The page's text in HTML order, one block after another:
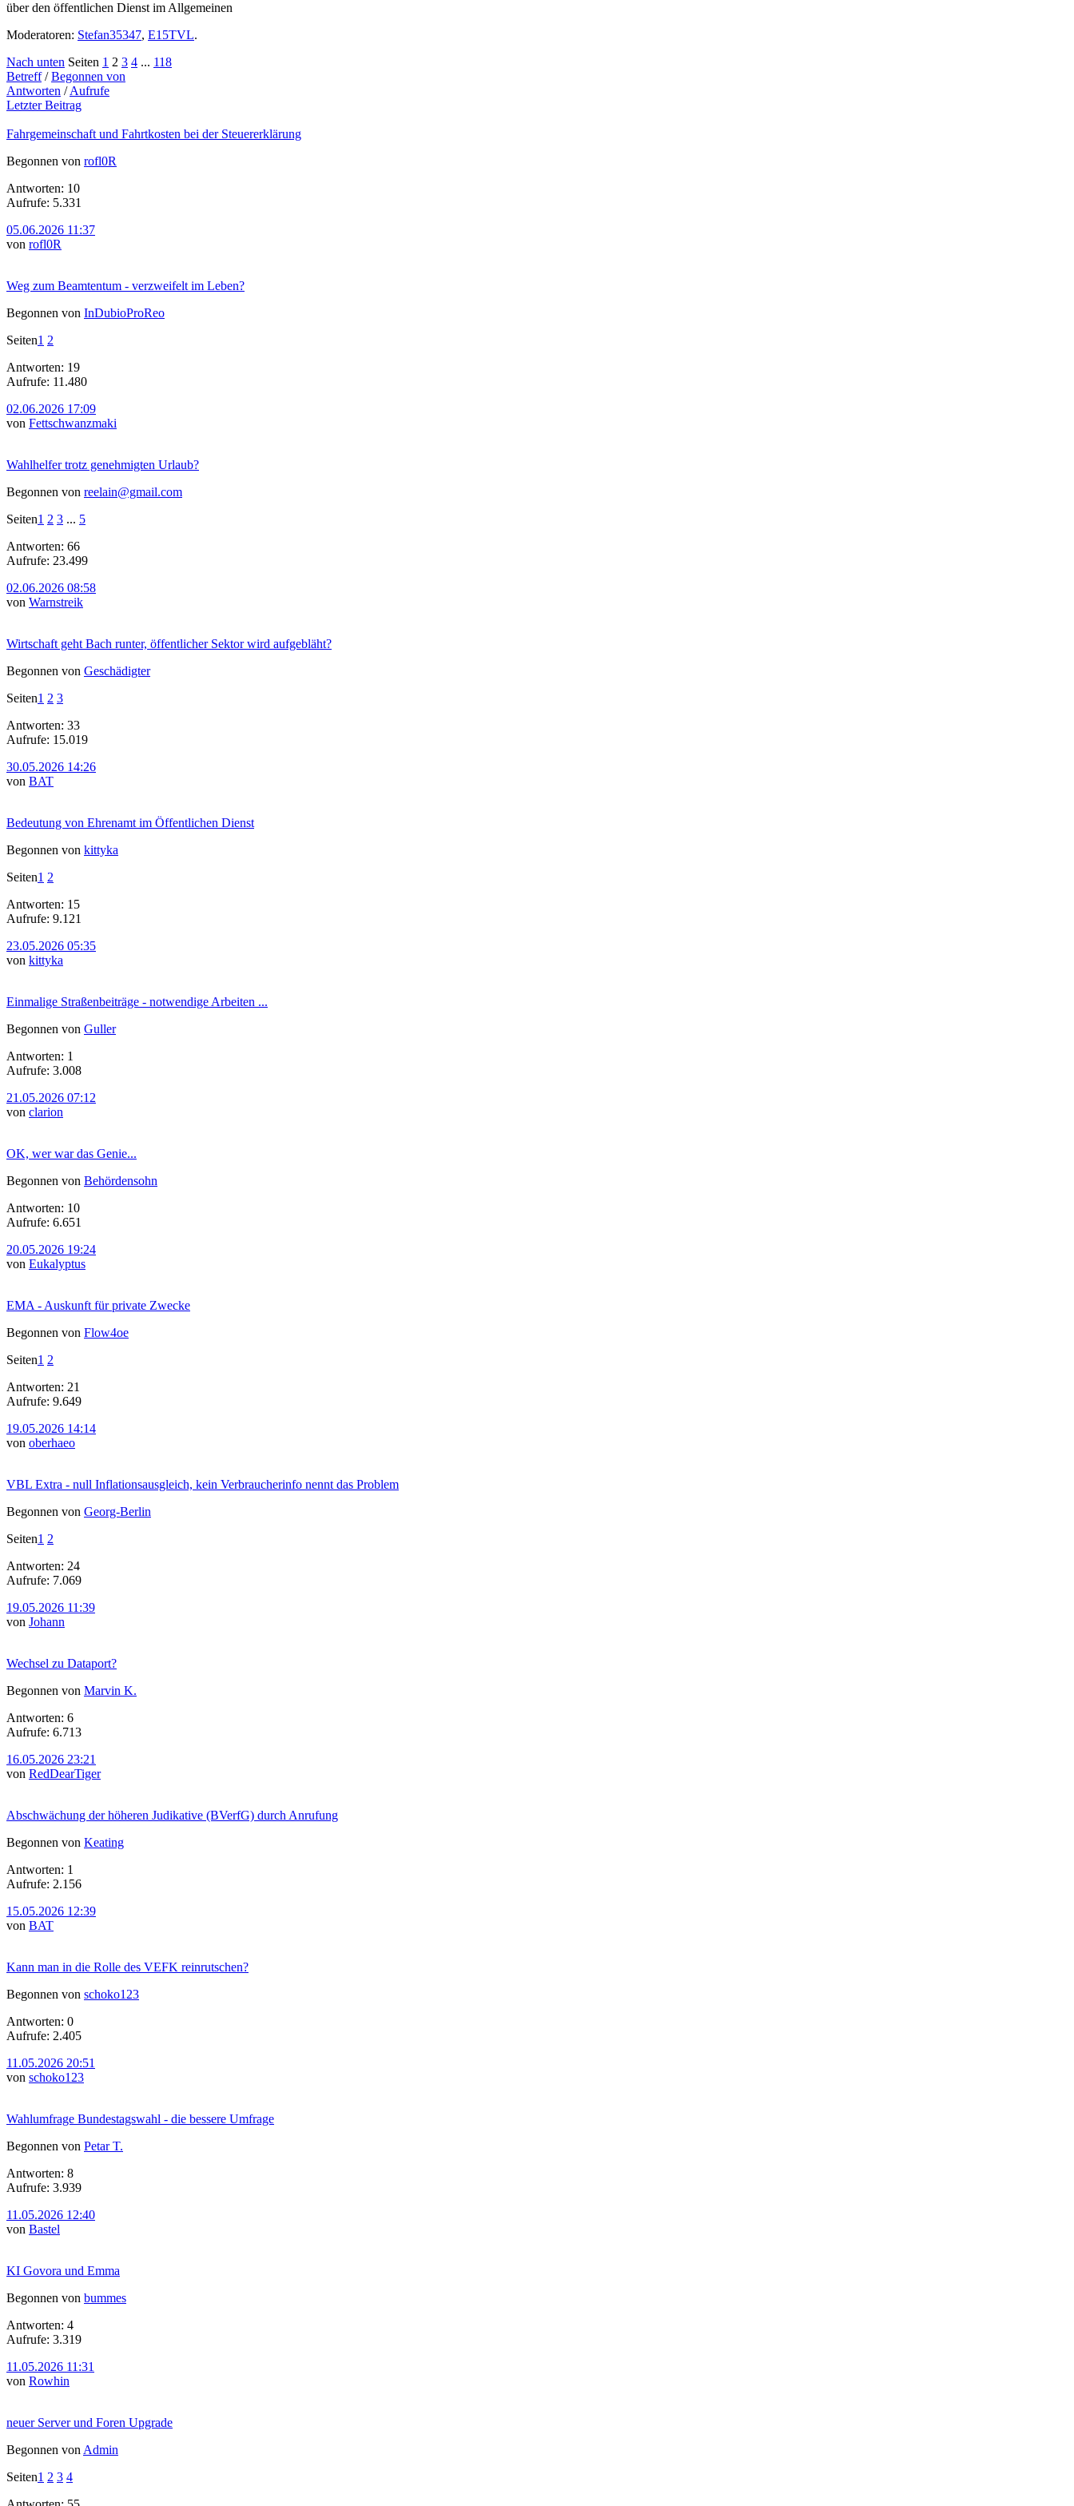
über den öffentlichen Dienst im Allgemeinen
Moderatoren: Stefan35347, E15TVL.
Nach unten Seiten 1 2 3 4 ... 118
Betreff/Begonnen von
Antworten /Aufrufe
Letzter Beitrag
Fahrgemeinschaft und Fahrtkosten bei der Steuererklärung
Begonnen von rofl0R
Antworten: 10
Aufrufe: 5.331
05.06.2026 11:37
von rofl0R
Weg zum Beamtentum - verzweifelt im Leben?
Begonnen von InDubioProReo
Seiten1 2
Antworten: 19
Aufrufe: 11.480
02.06.2026 17:09
von Fettschwanzmaki
Wahlhelfer trotz genehmigten Urlaub?
Begonnen von reelain@gmail.com
Seiten1 2 3 ... 5
Antworten: 66
Aufrufe: 23.499
02.06.2026 08:58
von Warnstreik
Wirtschaft geht Bach runter, öffentlicher Sektor wird aufgebläht?
Begonnen von Geschädigter
Seiten1 2 3
Antworten: 33
Aufrufe: 15.019
30.05.2026 14:26
von BAT
Bedeutung von Ehrenamt im Öffentlichen Dienst
Begonnen von kittyka
Seiten1 2
Antworten: 15
Aufrufe: 9.121
23.05.2026 05:35
von kittyka
Einmalige Straßenbeiträge - notwendige Arbeiten ...
Begonnen von Guller
Antworten: 1
Aufrufe: 3.008
21.05.2026 07:12
von clarion
OK, wer war das Genie...
Begonnen von Behördensohn
Antworten: 10
Aufrufe: 6.651
20.05.2026 19:24
von Eukalyptus
EMA - Auskunft für private Zwecke
Begonnen von Flow4oe
Seiten1 2
Antworten: 21
Aufrufe: 9.649
19.05.2026 14:14
von oberhaeo
VBL Extra - null Inflationsausgleich, kein Verbraucherinfo nennt das Problem
Begonnen von Georg-Berlin
Seiten1 2
Antworten: 24
Aufrufe: 7.069
19.05.2026 11:39
von Johann
Wechsel zu Dataport?
Begonnen von Marvin K.
Antworten: 6
Aufrufe: 6.713
16.05.2026 23:21
von RedDearTiger
Abschwächung der höheren Judikative (BVerfG) durch Anrufung
Begonnen von Keating
Antworten: 1
Aufrufe: 2.156
15.05.2026 12:39
von BAT
Kann man in die Rolle des VEFK reinrutschen?
Begonnen von schoko123
Antworten: 0
Aufrufe: 2.405
11.05.2026 20:51
von schoko123
Wahlumfrage Bundestagswahl - die bessere Umfrage
Begonnen von Petar T.
Antworten: 8
Aufrufe: 3.939
11.05.2026 12:40
von Bastel
KI Govora und Emma
Begonnen von bummes
Antworten: 4
Aufrufe: 3.319
11.05.2026 11:31
von Rowhin
neuer Server und Foren Upgrade
Begonnen von Admin
Seiten1 2 3 4